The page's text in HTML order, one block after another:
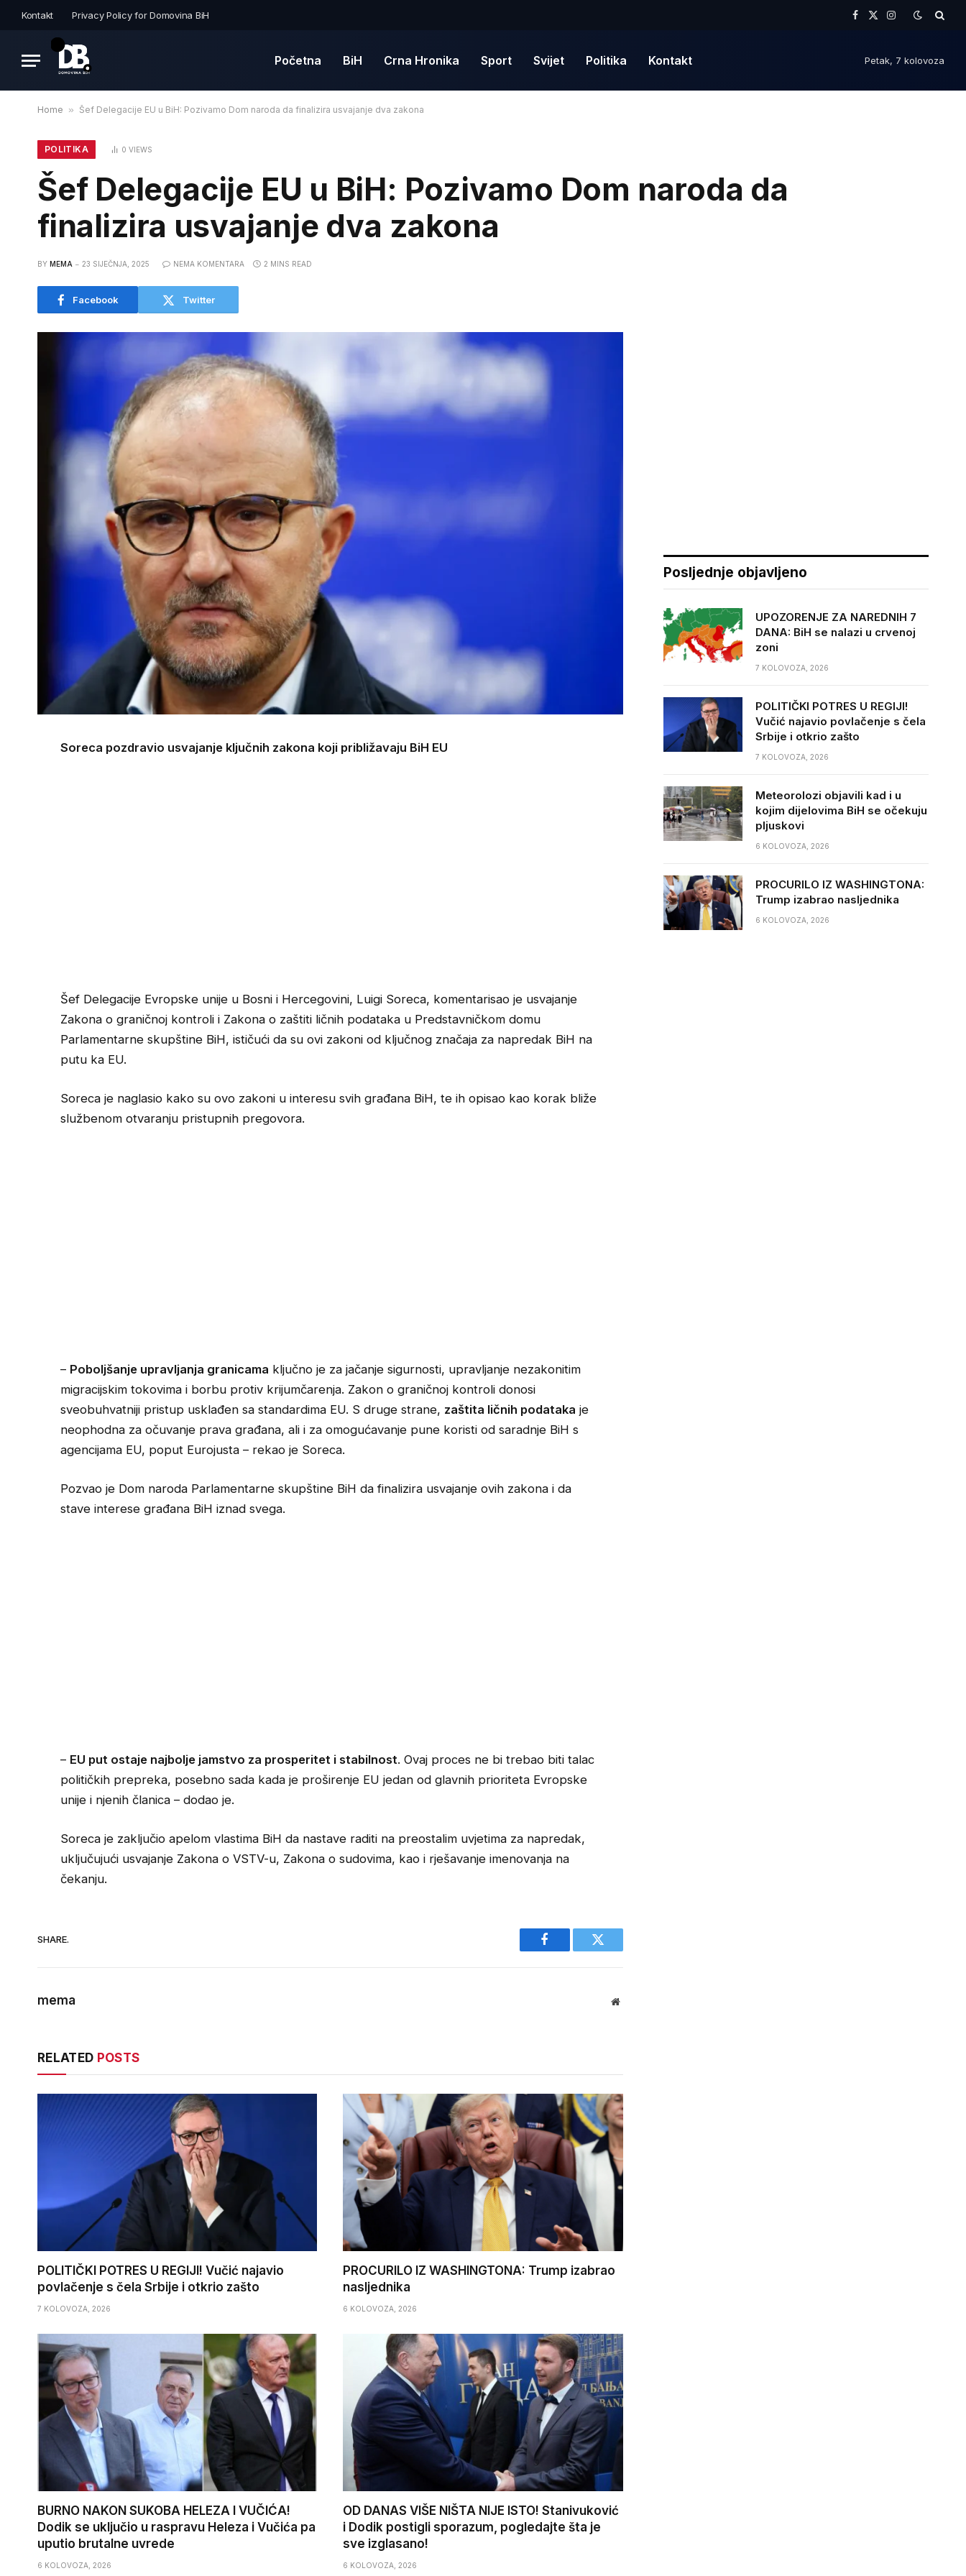
Kontakt Privacy Policy for Domovina BiH
Facebook
X
Instagram
Početna BiH Crna Hronika Sport Svijet Politika Kontakt Petak, 7 kolovoza
Home » Šef Delegacije EU u BiH: Pozivamo Dom naroda da finalizira usvajanje dva zakona
POLITIKA 0 VIEWS
Šef Delegacije EU u BiH: Pozivamo Dom naroda da
finalizira usvajanje dva zakona
BY MEMA 23 SIJEČNJA, 2025 NEMA KOMENTARA 2 MINS READ
Facebook Twitter
Soreca pozdravio usvajanje ključnih zakona koji približavaju BiH EU
Šef Delegacije Evropske unije u Bosni i Hercegovini, Luigi Soreca, komentarisao je usvajanje
Zakona o graničnoj kontroli i Zakona o zaštiti ličnih podataka u Predstavničkom domu
Parlamentarne skupštine BiH, ističući da su ovi zakoni od ključnog značaja za napredak BiH na
putu ka EU.
Soreca je naglasio kako su ovo zakoni u interesu svih građana BiH, te ih opisao kao korak bliže
službenom otvaranju pristupnih pregovora.
– Poboljšanje upravljanja granicama ključno je za jačanje sigurnosti, upravljanje nezakonitim
migracijskim tokovima i borbu protiv krijumčarenja. Zakon o graničnoj kontroli donosi
sveobuhvatniji pristup usklađen sa standardima EU. S druge strane, zaštita ličnih podataka je
neophodna za očuvanje prava građana, ali i za omogućavanje pune koristi od saradnje BiH s
agencijama EU, poput Eurojusta – rekao je Soreca.
Pozvao je Dom naroda Parlamentarne skupštine BiH da finalizira usvajanje ovih zakona i da
stave interese građana BiH iznad svega.
– EU put ostaje najbolje jamstvo za prosperitet i stabilnost. Ovaj proces ne bi trebao biti talac
političkih prepreka, posebno sada kada je proširenje EU jedan od glavnih prioriteta Evropske
unije i njenih članica – dodao je.
Soreca je zaključio apelom vlastima BiH da nastave raditi na preostalim uvjetima za napredak,
uključujući usvajanje Zakona o VSTV-u, Zakona o sudovima, kao i rješavanje imenovanja na
čekanju.
SHARE.
Facebook Twitter
mema Website
RELATED POSTS
POLITIČKI POTRES U REGIJI! Vučić najavio
povlačenje s čela Srbije i otkrio zašto
7 KOLOVOZA, 2026
PROCURILO IZ WASHINGTONA: Trump izabrao
nasljednika
6 KOLOVOZA, 2026
BURNO NAKON SUKOBA HELEZA I VUČIĆA!
Dodik se uključio u raspravu Heleza i Vučića pa
uputio brutalne uvrede
6 KOLOVOZA, 2026
OD DANAS VIŠE NIŠTA NIJE ISTO! Stanivuković
i Dodik postigli sporazum, pogledajte šta je
sve izglasano!
6 KOLOVOZA, 2026
Posljednje objavljeno
UPOZORENJE ZA NAREDNIH 7
DANA: BiH se nalazi u crvenoj
zoni
7 KOLOVOZA, 2026
POLITIČKI POTRES U REGIJI!
Vučić najavio povlačenje s čela
Srbije i otkrio zašto
7 KOLOVOZA, 2026
Meteorolozi objavili kad i u
kojim dijelovima BiH se očekuju
pljuskovi
6 KOLOVOZA, 2026
PROCURILO IZ WASHINGTONA:
Trump izabrao nasljednika
6 KOLOVOZA, 2026